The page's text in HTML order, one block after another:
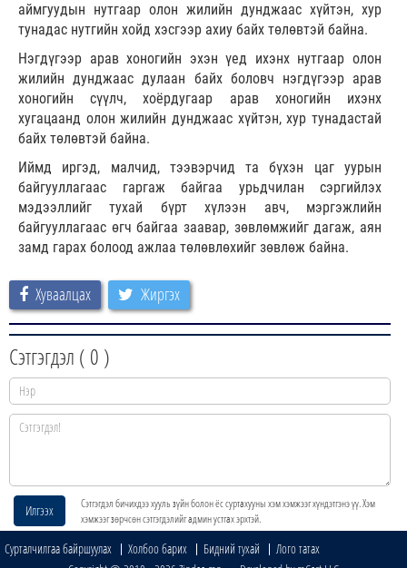
аймгуудын нутгаар олон жилийн дунджаас хүйтэн, хур
тунадас нутгийн хойд хэсгээр ахиу байх төлөвтэй байна.
Нэгдүгээр арав хоногийн эхэн үед ихэнх нутгаар олон
жилийн дунджаас дулаан байх боловч нэгдүгээр арав
хоногийн сүүлч, хоёрдугаар арав хоногийн ихэнх
хугацаанд олон жилийн дунджаас хүйтэн, хур тунадастай
байх төлөвтэй байна.
Иймд иргэд, малчид, тээвэрчид та бүхэн цаг уурын
байгууллагаас гаргаж байгаа урьдчилан сэргийлэх
мэдээллийг тухай бүрт хүлээн авч, мэргэжлийн
байгууллагаас өгч байгаа заавар, зөвлөмжийг дагаж, аян
замд гарах болоод ажлаа төлөвлөхийг зөвлөж байна.
Хуваалцах Жиргэх
Сэтгэгдэл ( 0 )
Илгээх
Сэтгэгдэл бичихдээ хууль зүйн болон ёс суртахууны хэм хэмжээг хүндэтгэнэ үү. Хэм
хэмжээг зөрчсөн сэтгэгдэлийг админ устгах эрхтэй.
Сурталчилгаа байршуулах Холбоо барих Бидний тухай
Лого татах